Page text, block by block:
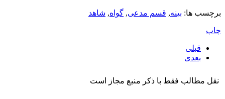
برچسب ها: بینه, قسم مدعی, گواه, شاهد
چاپ
قبلی
بعدی
نقل مطالب فقط با ذکر منبع مجاز است